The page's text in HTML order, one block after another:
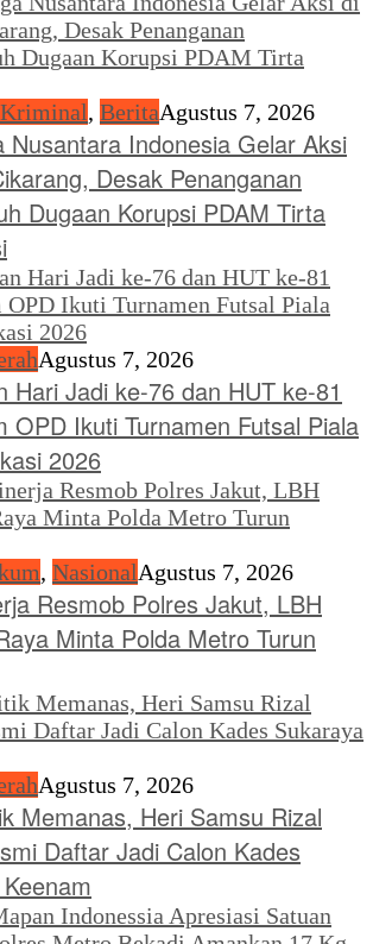
, BeritaAgustus 7, 2026
Nusantara Indonesia Gelar Aksi
Desak Penanganan
Dugaan Korupsi PDAM Tirta
Agustus 7, 2026
Hari Jadi ke-76 dan HUT ke-81
OPD Ikuti Turnamen Futsal Piala
2026
, NasionalAgustus 7, 2026
Resmob Polres Jakut, LBH
Minta Polda Metro Turun
Agustus 7, 2026
Memanas, Heri Samsu Rizal
Daftar Jadi Calon Kades